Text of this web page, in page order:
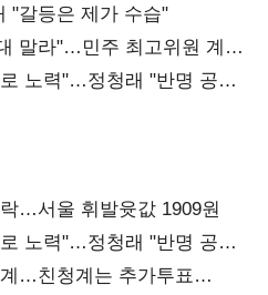
"갈등은 제가 수습"
말라"…민주 최고위원 계파
노력"…정청래 "반명 공세
…서울 휘발윳값 1909원
노력"…정청래 "반명 공세
…친청계는 추가투표